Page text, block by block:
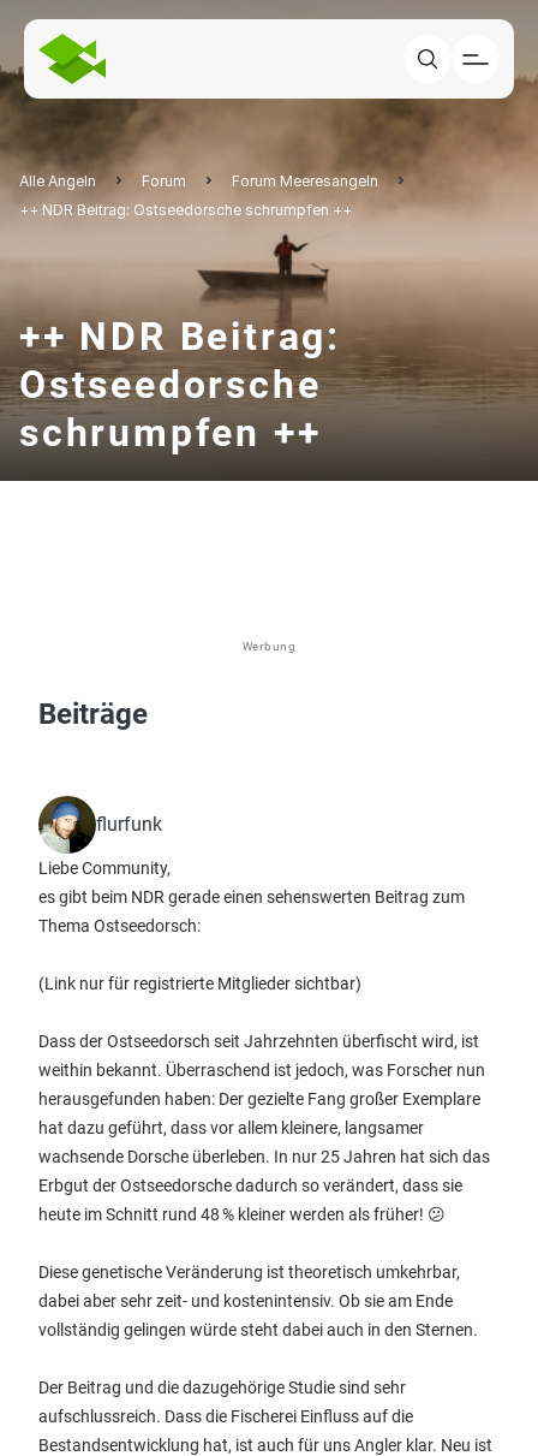
Alle Angeln Forum
Forum Meeresangeln
++ NDR Beitrag: Ostseedorsche schrumpfen ++
++ NDR Beitrag:
Ostseedorsche
schrumpfen ++
Werbung
Beiträge
flurfunk
Liebe Community,
es gibt beim NDR gerade einen sehenswerten Beitrag zum
Thema Ostseedorsch:
(Link nur für registrierte Mitglieder sichtbar)
Dass der Ostseedorsch seit Jahrzehnten überfischt wird, ist
weithin bekannt. Überraschend ist jedoch, was Forscher nun
herausgefunden haben: Der gezielte Fang großer Exemplare
hat dazu geführt, dass vor allem kleinere, langsamer
wachsende Dorsche überleben. In nur 25 Jahren hat sich das
Erbgut der Ostseedorsche dadurch so verändert, dass sie
heute im Schnitt rund 48 % kleiner werden als früher! 😕
Diese genetische Veränderung ist theoretisch umkehrbar,
dabei aber sehr zeit- und kostenintensiv. Ob sie am Ende
vollständig gelingen würde steht dabei auch in den Sternen.
Der Beitrag und die dazugehörige Studie sind sehr
aufschlussreich. Dass die Fischerei Einfluss auf die
Bestandsentwicklung hat, ist auch für uns Angler klar. Neu ist